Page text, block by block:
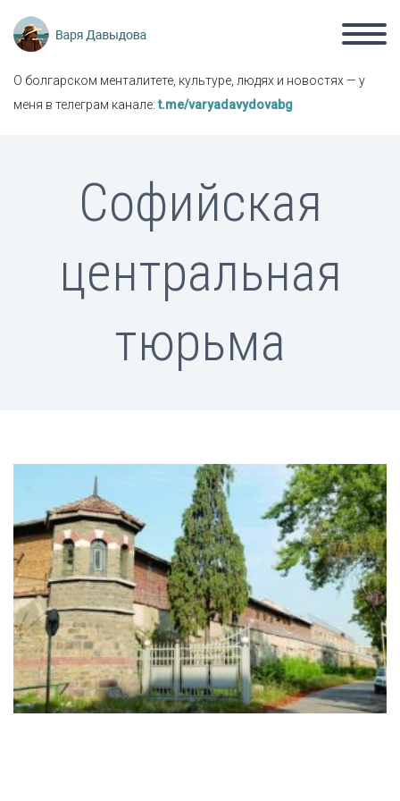
О болгарском менталитете, культуре, людях и новостях — у
меня в телеграм канале:t.me/varyadavydovabg
Софийская
центральная
тюрьма